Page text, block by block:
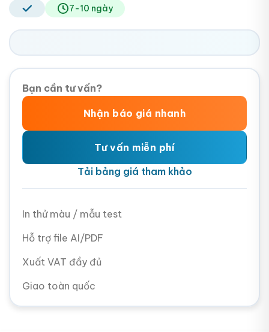
7-10 ngày
Bạn cần tư vấn?
Nhận báo giá nhanh
Tư vấn miễn phí
Tải bảng giá tham khảo
In thử màu / mẫu test
Hỗ trợ file AI/PDF
Xuất VAT đầy đủ
Giao toàn quốc